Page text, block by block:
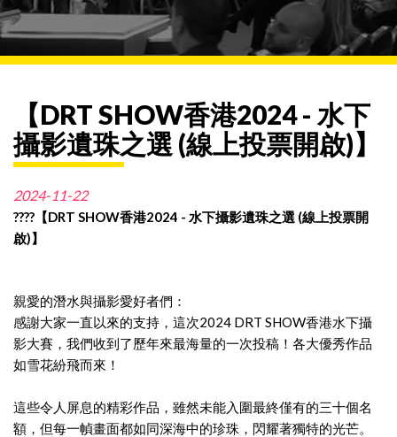
【DRT SHOW香港2024 - 水下
攝影遺珠之選 (線上投票開啟)】
2024-11-22
???? 【DRT SHOW香港2024 - 水下攝影遺珠之選 (線上投票開
啟)】
親愛的潛水與攝影愛好者們：
感謝大家一直以來的支持，這次2024 DRT SHOW香港水下攝
影大賽，我們收到了歷年來最海量的一次投稿！各大優秀作品
如雪花紛飛而來！
這些令人屏息的精彩作品，雖然未能入圍最終僅有的三十個名
額，但每一幀畫面都如同深海中的珍珠，閃耀著獨特的光芒。